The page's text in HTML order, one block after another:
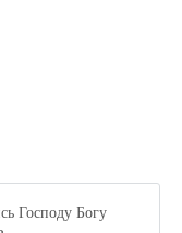
Господу Богу